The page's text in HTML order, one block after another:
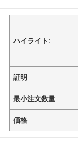
ハイライト:
証明
最小注文数量
価格